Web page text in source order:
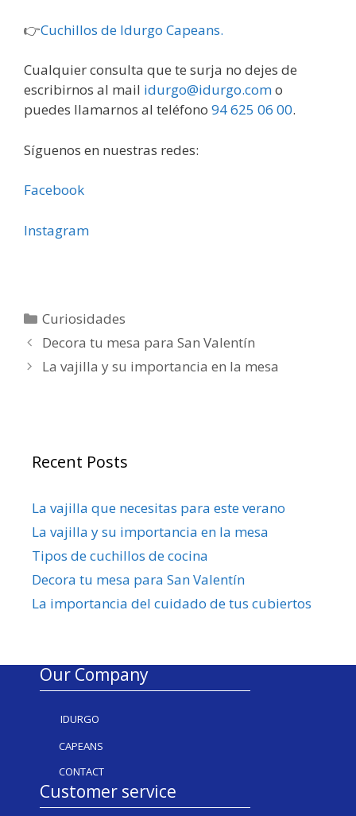
👉Cuchillos de Idurgo Capeans.
Cualquier consulta que te surja no dejes de
escribirnos al mail idurgo@idurgo.como
puedes llamarnos al teléfono 94 625 06 00.
Síguenos en nuestras redes:
Facebook
Instagram
Curiosidades
Decora tu mesa para San Valentín
La vajilla y su importancia en la mesa
Recent Posts
La vajilla que necesitas para este verano
La vajilla y su importancia en la mesa
Tipos de cuchillos de cocina
Decora tu mesa para San Valentín
La importancia del cuidado de tus cubiertos
Our Company
IDURGO
CAPEANS
CONTACT
Customer service